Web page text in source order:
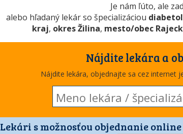
Je nám ľúto, ale
alebo hľadaný lekár so špecializáciou
kraj, okres Žilina, mesto/obec
Nájdite lekára a
Nájdite lekára, objednajte sa cez internet
Lekári s možnosťou objednanie online